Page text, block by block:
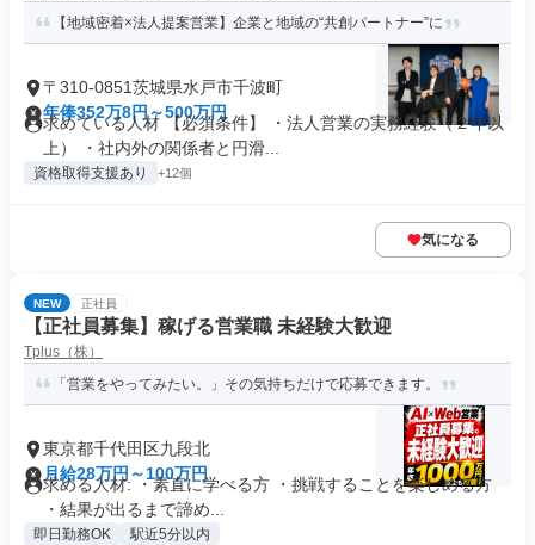
【地域密着×法人提案営業】企業と地域の“共創パートナー”に
〒310-0851茨城県水戸市千波町
年俸352万8円～500万円
求めている人材 【必須条件】 ・法人営業の実務経験（２年以
上） ・社内外の関係者と円滑...
資格取得支援あり +12個
気になる
NEW 正社員
【正社員募集】稼げる営業職 未経験大歓迎
Tplus（株）
「営業をやってみたい。」その気持ちだけで応募できます。
東京都千代田区九段北
月給28万円～100万円
求める人材: ・素直に学べる方 ・挑戦することを楽しめる方
・結果が出るまで諦め...
即日勤務OK 駅近5分以内